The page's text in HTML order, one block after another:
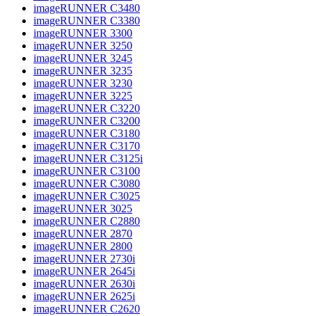
imageRUNNER C3480
imageRUNNER C3380
imageRUNNER 3300
imageRUNNER 3250
imageRUNNER 3245
imageRUNNER 3235
imageRUNNER 3230
imageRUNNER 3225
imageRUNNER C3220
imageRUNNER C3200
imageRUNNER C3180
imageRUNNER C3170
imageRUNNER C3125i
imageRUNNER C3100
imageRUNNER C3080
imageRUNNER C3025
imageRUNNER 3025
imageRUNNER C2880
imageRUNNER 2870
imageRUNNER 2800
imageRUNNER 2730i
imageRUNNER 2645i
imageRUNNER 2630i
imageRUNNER 2625i
imageRUNNER C2620